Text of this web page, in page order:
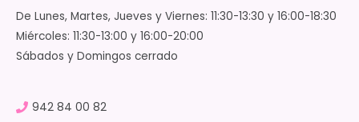
De Lunes, Martes, Jueves y Viernes: 11:30-13:30 y 16:00-18:30
Miércoles: 11:30-13:00 y 16:00-20:00
Sábados y Domingos cerrado
942 84 00 82